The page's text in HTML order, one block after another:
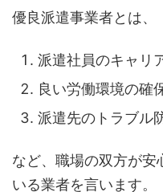
優良派遣事業者とは、
派遣社員のキャリ
良い労働環境の確
派遣先のトラブル
など、職場の双方が安
いる業者を言います。